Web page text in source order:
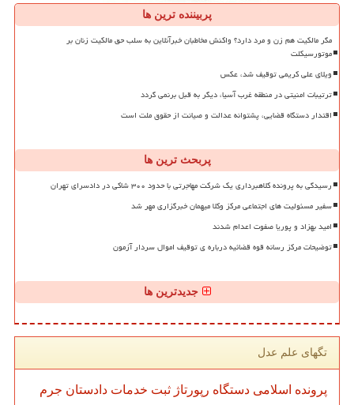
پربیننده ترین ها
مگر مالکیت هم زن و مرد دارد؟ واکنش مخاطبان خبرآنلاین به سلب حق مالکیت زنان بر
موتورسیکلت
ویلای علی کریمی توقیف شد، عکس
ترتیبات امنیتی در منطقه غرب آسیا، دیگر به قبل برنمی گردد
اقتدار دستگاه قضایی، پشتوانه عدالت و صیانت از حقوق ملت است
پربحث ترین ها
رسیدگی به پرونده کلاهبرداری یک شرکت مهاجرتی با حدود ۳۰۰ شاکی در دادسرای تهران
سفیر مسئولیت های اجتماعی مرکز وکلا میهمان خبرگزاری مهر شد
امید بهزاد و پوریا صفوت اعدام شدند
توضیحات مرکز رسانه قوه قضائیه درباره ی توقیف اموال سردار آزمون
جدیدترین ها
تگهای علم عدل
پرونده اسلامی دستگاه رپورتاژ ثبت خدمات دادستان جرم